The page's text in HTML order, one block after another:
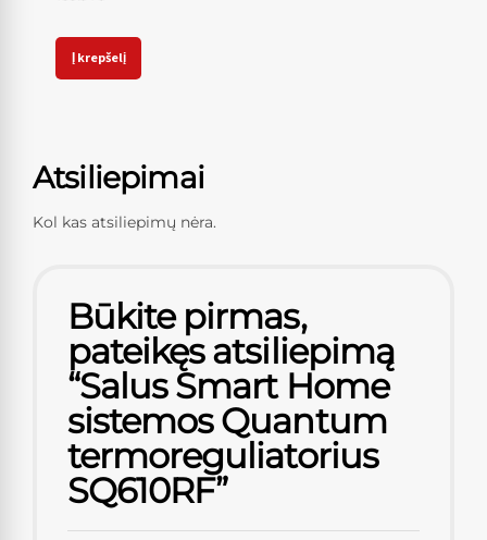
Į krepšelį
Atsiliepimai
Kol kas atsiliepimų nėra.
Būkite pirmas,
pateikęs atsiliepimą
“Salus Smart Home
sistemos Quantum
termoreguliatorius
SQ610RF”